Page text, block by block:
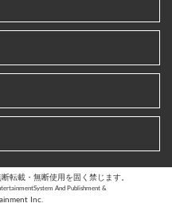
転載・無断使用を固く禁じます。
And Publishment &
Inc.